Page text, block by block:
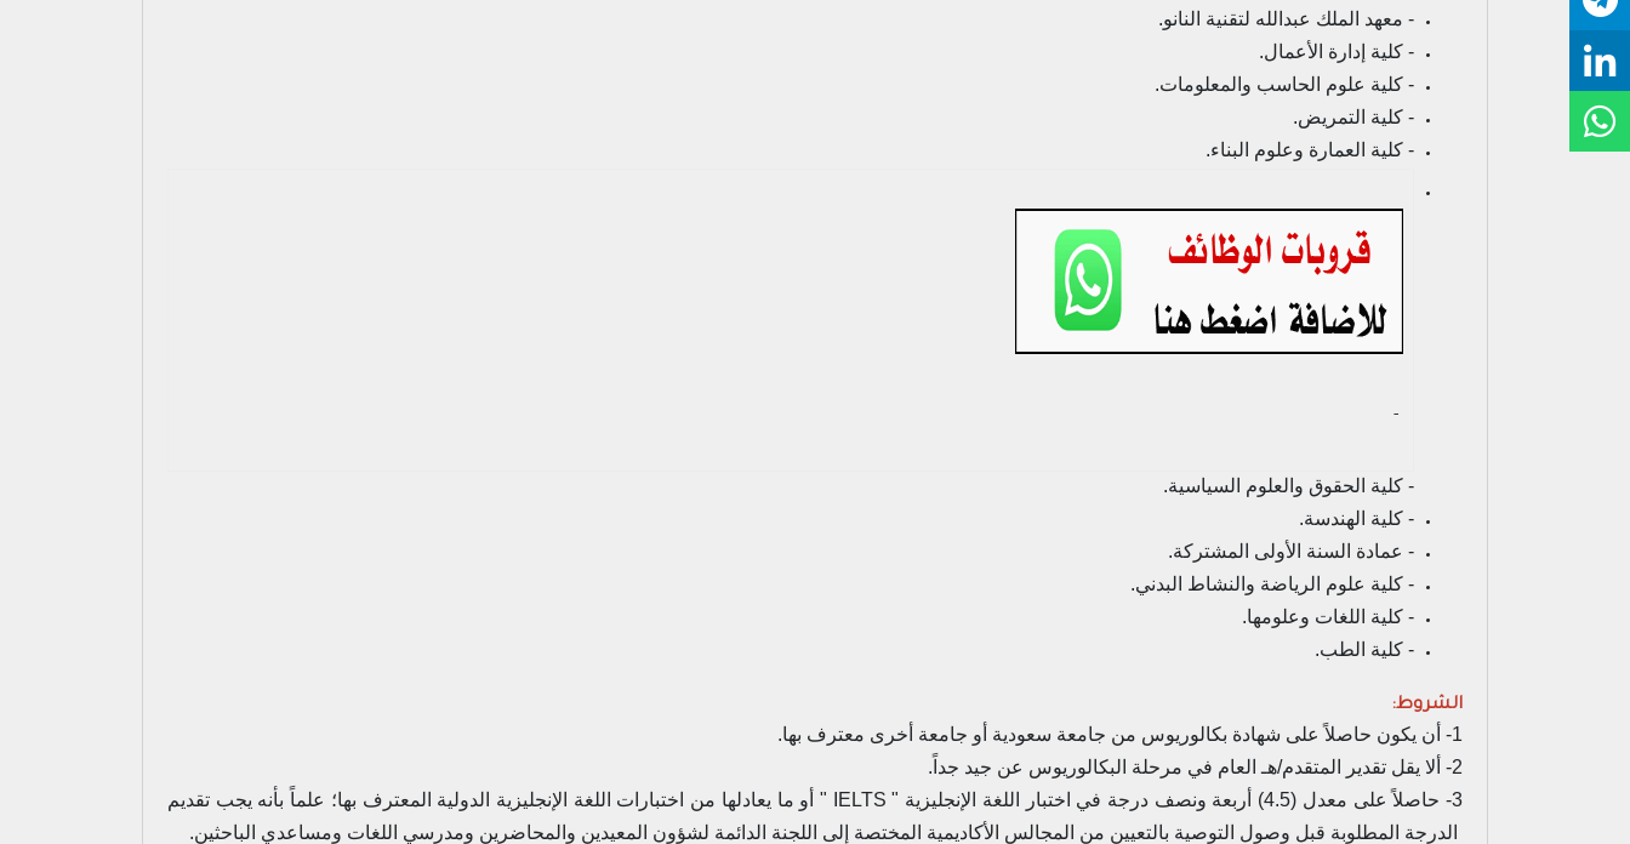
- معهد الملك عبدالله لتقنية النانو.
- كلية إدارة الأعمال.
- كلية علوم الحاسب والمعلومات.
- كلية التمريض.
- كلية العمارة وعلوم البناء.
- ‏
- كلية الحقوق والعلوم السياسية.
- كلية الهندسة.
- عمادة السنة الأولى المشتركة.
- كلية علوم الرياضة والنشاط البدني.
- كلية اللغات وعلومها.
- كلية الطب.
الشروط:
1- أن يكون حاصلاً على شهادة بكالوريوس من جامعة سعودية أو جامعة أخرى معترف بها.
2- ألا يقل تقدير المتقدم/هـ العام في مرحلة البكالوريوس عن جيد جداً.
3- حاصلاً على معدل (4.5) أربعة ونصف درجة في اختبار اللغة الإنجليزية " IELTS " أو ما يعادلها من اختبارات اللغة الإنجليزية الدولية المعترف بها؛ علماً بأنه يجب تقديم
الدرجة المطلوبة قبل وصول التوصية بالتعيين من المجالس الأكاديمية المختصة إلى اللجنة الدائمة لشؤون المعيدين والمحاضرين ومدرسي اللغات ومساعدي الباحثين.